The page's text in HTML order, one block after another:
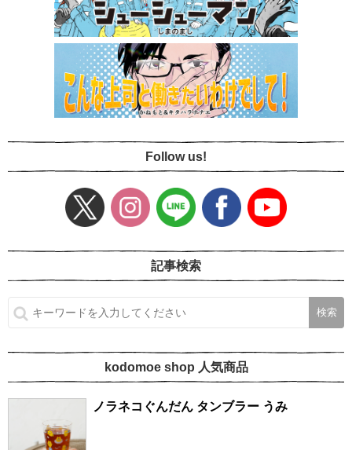
Follow us!
記事検索
kodomoe shop 人気商品
ノラネコぐんだん タンブラー うみ